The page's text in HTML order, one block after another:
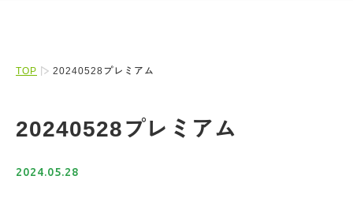
TOP 20240528プレミアム
20240528プレミアム
2024.05.28